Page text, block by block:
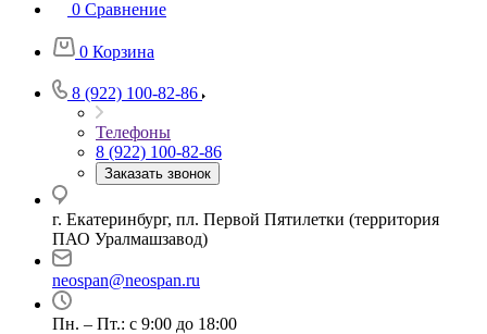
0 Сравнение
0 Корзина
8 (922) 100-82-86
Телефоны
8 (922) 100-82-86
Заказать звонок
г. Екатеринбург, пл. Первой Пятилетки (территория
ПАО Уралмашзавод)
neospan@neospan.ru
Пн. – Пт.: с 9:00 до 18:00